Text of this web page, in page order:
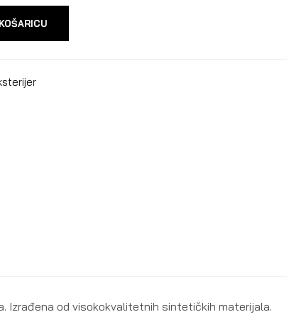
Izrađena od visokokvalitetnih sintetičkih materijala.